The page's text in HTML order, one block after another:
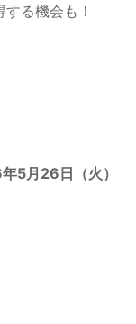
る機会も！
5月26日（火）